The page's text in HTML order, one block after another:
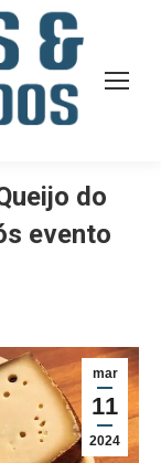
do
evento
mar
11
2024